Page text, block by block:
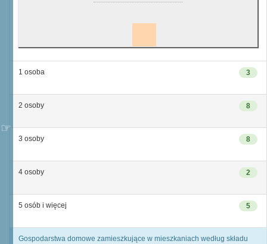
3
1 osoba
8
2 osoby
8
3 osoby
2
4 osoby
5
5 osób i więcej
Gospodarstwa domowe zamieszkujące w mieszkaniach według składu